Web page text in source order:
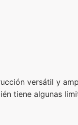
versátil y
tiene algunas